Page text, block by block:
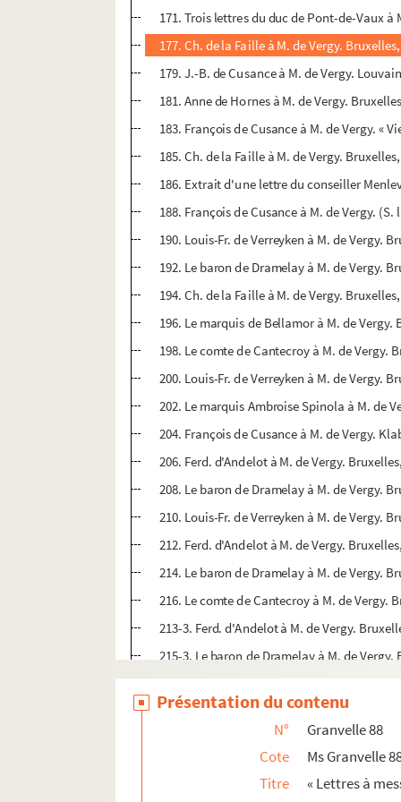
171. Trois lettres du duc de Pont-de-Vaux à
177. Ch. de la Faille à M. de Vergy.
179. J.-B. de Cusance à M. de Vergy.
181. Anne de Hornes à M. de Vergy.
183. François de Cusance à M. de Vergy. «
185. Ch. de la Faille à M. de Vergy.
186. Extrait d'une lettre du conseiller
188. François de Cusance à M. de Vergy. (S.
190. Louis-Fr. de Verreyken à M. de Vergy.
192. Le baron de Dramelay à M. de Vergy.
194. Ch. de la Faille à M. de Vergy.
196. Le marquis de Bellamor à M. de
198. Le comte de Cantecroy à M. de Vergy.
200. Louis-Fr. de Verreyken à M. de Vergy.
202. Le marquis Ambroise Spinola à M. de
204. François de Cusance à M. de Vergy.
206. Ferd. d'Andelot à M. de Vergy.
208. Le baron de Dramelay à M. de Vergy.
210. Louis-Fr. de Verreyken à M. de Vergy.
212. Ferd. d'Andelot à M. de Vergy.
214. Le baron de Dramelay à M. de Vergy.
216. Le comte de Cantecroy à M. de Vergy.
213-3. Ferd. d'Andelot à M. de Vergy.
215-3. Le baron de Dramelay à M. de
217. Ch. de la Faille à M. de Vergy.
219. Ferd. d'Andelot à M. de Vergy.
221. Le baron de Dramelay à M. de Vergy.
222. Le comte de Cantecroy à M. de Vergy.
224. Ch. de la Faille à M. de Vergy.
Présentation du contenu
N°
Granvelle 88
Cote
Ms Granvelle
Titre
« Lettres à